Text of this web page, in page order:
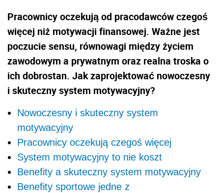
Pracownicy oczekują od pracodawców czegoś
więcej niż motywacji finansowej. Ważne jest
poczucie sensu, równowagi między życiem
zawodowym a prywatnym oraz realna troska o
ich dobrostan. Jak zaprojektować nowoczesny
i skuteczny system motywacyjny?
Nowoczesny i skuteczny system
motywacyjny
Pracownicy oczekują czegoś więcej
System motywacyjny to nie koszt
Benefity a skuteczny system motywacyjny
Benefity sportowe jedne z